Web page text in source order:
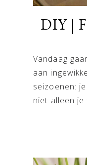
DIY |
Vandaag
aan
seizoenen:
niet alleen